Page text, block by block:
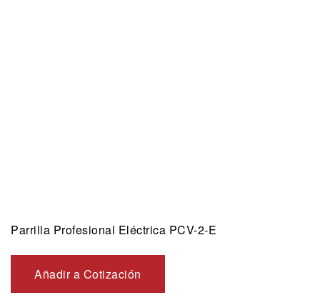
Parrilla Profesional Eléctrica PCV-2-E
Añadir a Cotización